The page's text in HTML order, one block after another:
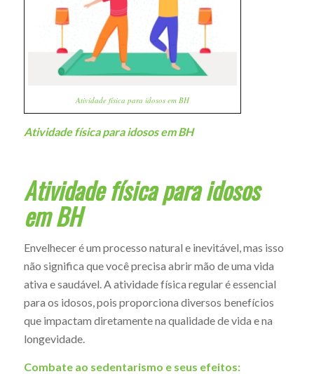
Atividade física para idosos em BH
Atividade física para idosos em BH
Atividade física para idosos
em BH
Envelhecer é um processo natural e inevitável, mas isso
não significa que você precisa abrir mão de uma vida
ativa e saudável. A atividade física regular é essencial
para os idosos, pois proporciona diversos benefícios
que impactam diretamente na qualidade de vida e na
longevidade.
Combate ao sedentarismo e seus efeitos: